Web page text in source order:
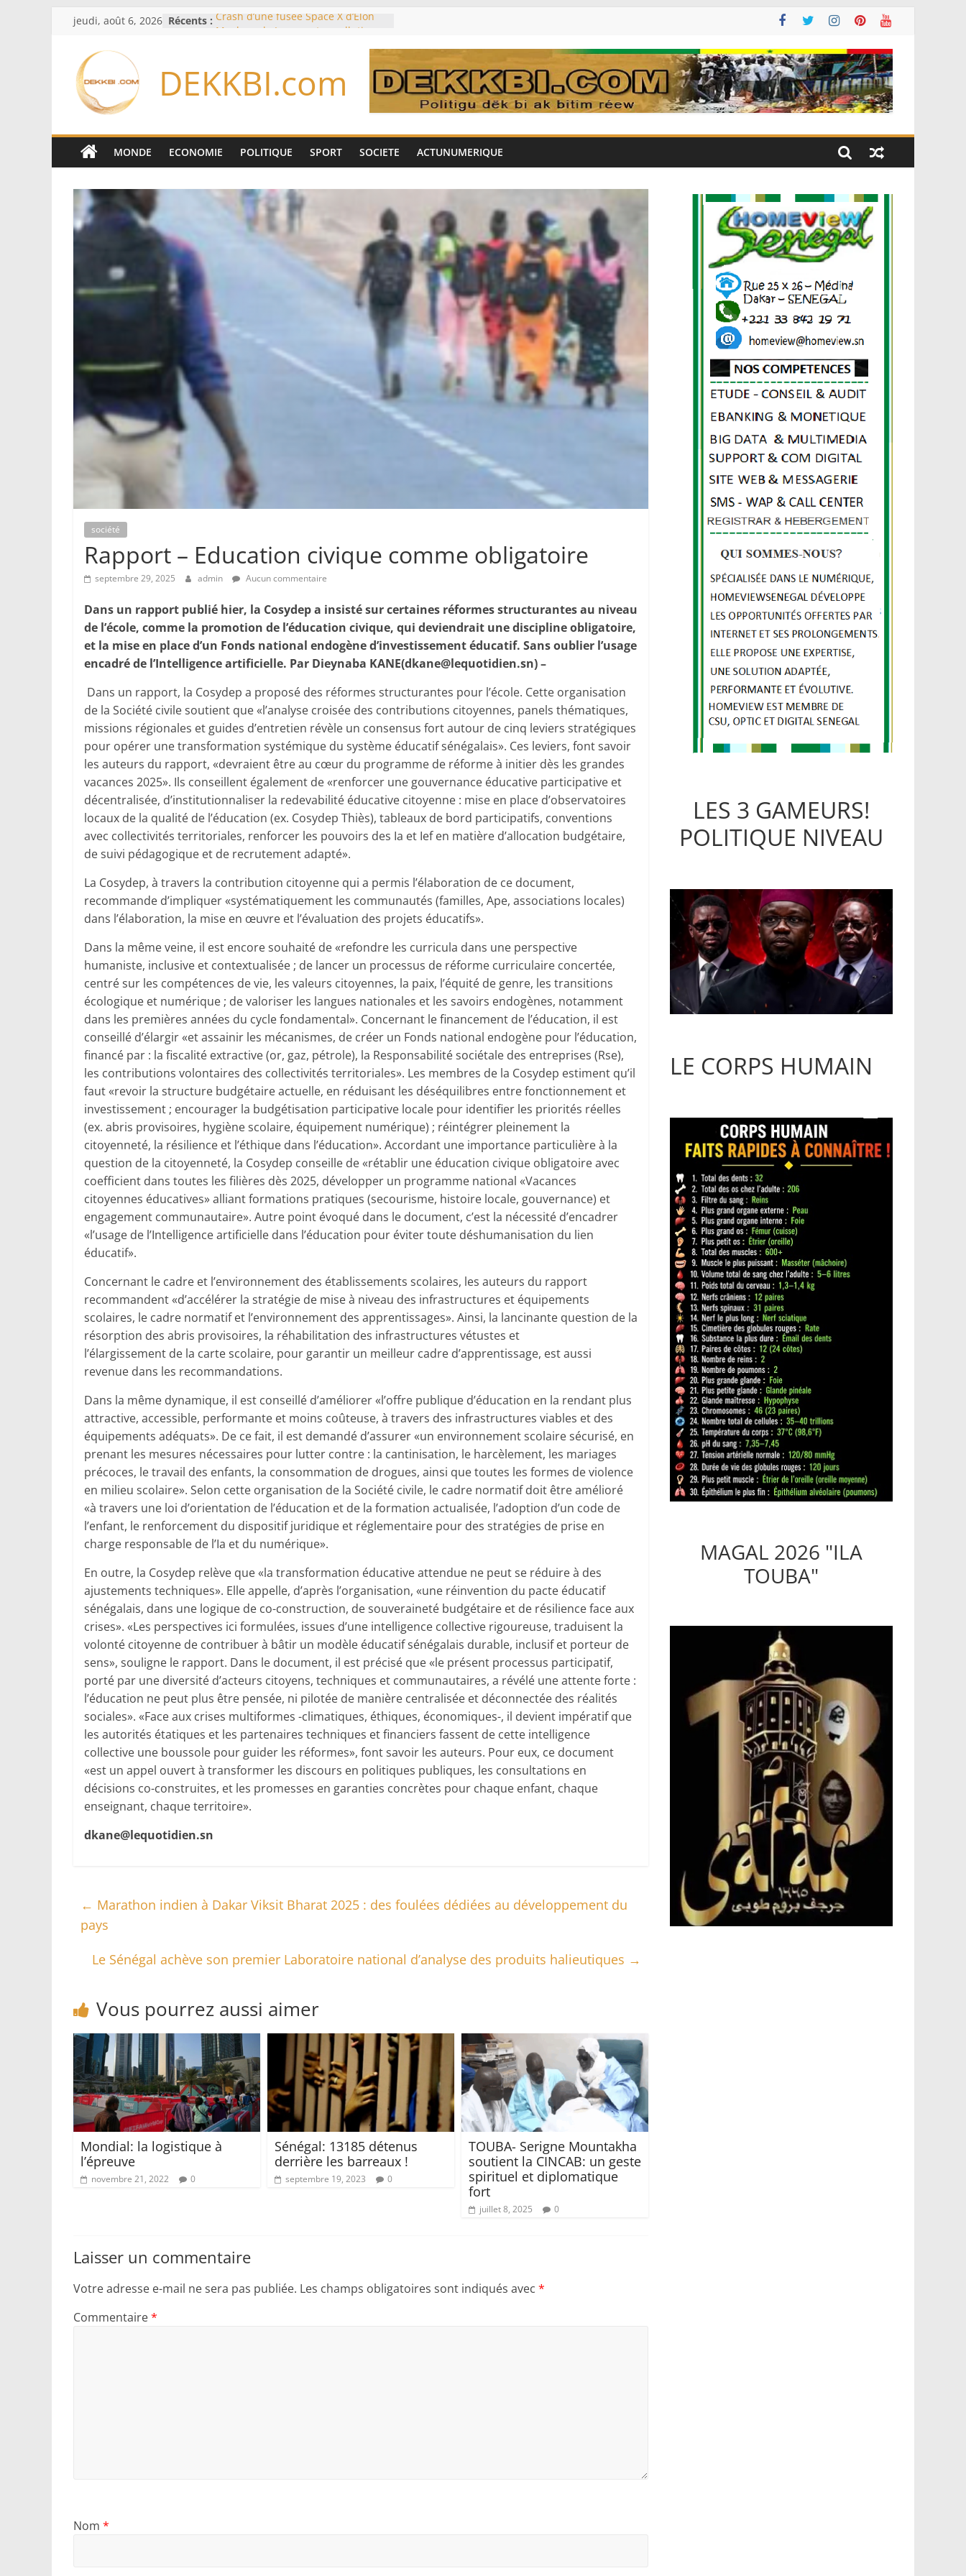
Passer
contenu
jeudi, août 6, 2026 Récents : Crash d’une fusée Space X d’Elon
Équipe nationale : Souleymane
Diallo devrait assurer l’intérim des
bancs africains : Sept
sélectionneurs sur 10 déjà partis
Sécheresse: Faut-il stocker l’eau?
75 côté espagnol, 11 côté marocain
DEKKBI.com
MONDE ECONOMIE POLITIQUE SPORT SOCIETE ACTUNUMERIQUE
société
Rapport – Education civique comme obligatoire
septembre 29, 2025 admin Aucun commentaire
Dans un rapport publié hier, la Cosydep a insisté sur certaines réformes structurantes au niveau
de l’école, comme la promotion de l’éducation civique, qui deviendrait une discipline obligatoire,
et la mise en place d’un Fonds national endogène d’investissement éducatif. Sans oublier l’usage
encadré de l’Intelligence artificielle. Par Dieynaba KANE(dkane@lequotidien.sn) –
Dans un rapport, la Cosydep a proposé des réformes structurantes pour l’école. Cette organisation
de la Société civile soutient que «l’analyse croisée des contributions citoyennes, panels thématiques,
missions régionales et guides d’entretien révèle un consensus fort autour de cinq leviers stratégiques
pour opérer une transformation systémique du système éducatif sénégalais». Ces leviers, font savoir
les auteurs du rapport, «devraient être au cœur du programme de réforme à initier dès les grandes
vacances 2025». Ils conseillent également de «renforcer une gouvernance éducative participative et
décentralisée, d’institutionnaliser la redevabilité éducative citoyenne : mise en place d’observatoires
locaux de la qualité de l’éducation (ex. Cosydep Thiès), tableaux de bord participatifs, conventions
avec collectivités territoriales, renforcer les pouvoirs des Ia et Ief en matière d’allocation budgétaire,
de suivi pédagogique et de recrutement adapté».
La Cosydep, à travers la contribution citoyenne qui a permis l’élaboration de ce document,
recommande d’impliquer «systématiquement les communautés (familles, Ape, associations locales)
dans l’élaboration, la mise en œuvre et l’évaluation des projets éducatifs».
Dans la même veine, il est encore souhaité de «refondre les curricula dans une perspective
humaniste, inclusive et contextualisée ; de lancer un processus de réforme curriculaire concertée,
centré sur les compétences de vie, les valeurs citoyennes, la paix, l’équité de genre, les transitions
écologique et numérique ; de valoriser les langues nationales et les savoirs endogènes, notamment
dans les premières années du cycle fondamental». Concernant le financement de l’éducation, il est
conseillé d’élargir «et assainir les mécanismes, de créer un Fonds national endogène pour l’éducation,
financé par : la fiscalité extractive (or, gaz, pétrole), la Responsabilité sociétale des entreprises (Rse),
les contributions volontaires des collectivités territoriales». Les membres de la Cosydep estiment qu’il
faut «revoir la structure budgétaire actuelle, en réduisant les déséquilibres entre fonctionnement et
investissement ; encourager la budgétisation participative locale pour identifier les priorités réelles
(ex. abris provisoires, hygiène scolaire, équipement numérique) ; réintégrer pleinement la
citoyenneté, la résilience et l’éthique dans l’éducation». Accordant une importance particulière à la
question de la citoyenneté, la Cosydep conseille de «rétablir une éducation civique obligatoire avec
coefficient dans toutes les filières dès 2025, développer un programme national «Vacances
citoyennes éducatives» alliant formations pratiques (secourisme, histoire locale, gouvernance) et
engagement communautaire». Autre point évoqué dans le document, c’est la nécessité d’encadrer
«l’usage de l’Intelligence artificielle dans l’éducation pour éviter toute déshumanisation du lien
éducatif».
Concernant le cadre et l’environnement des établissements scolaires, les auteurs du rapport
recommandent «d’accélérer la stratégie de mise à niveau des infrastructures et équipements
scolaires, le cadre normatif et l’environnement des apprentissages». Ainsi, la lancinante question de la
résorption des abris provisoires, la réhabilitation des infrastructures vétustes et
l’élargissement de la carte scolaire, pour garantir un meilleur cadre d’apprentissage, est aussi
revenue dans les recommandations.
Dans la même dynamique, il est conseillé d’améliorer «l’offre publique d’éducation en la rendant plus
attractive, accessible, performante et moins coûteuse, à travers des infrastructures viables et des
équipements adéquats». De ce fait, il est demandé d’assurer «un environnement scolaire sécurisé, en
prenant les mesures nécessaires pour lutter contre : la cantinisation, le harcèlement, les mariages
précoces, le travail des enfants, la consommation de drogues, ainsi que toutes les formes de violence
en milieu scolaire». Selon cette organisation de la Société civile, le cadre normatif doit être amélioré
«à travers une loi d’orientation de l’éducation et de la formation actualisée, l’adoption d’un code de
l’enfant, le renforcement du dispositif juridique et réglementaire pour des stratégies de prise en
charge responsable de l’Ia et du numérique».
En outre, la Cosydep relève que «la transformation éducative attendue ne peut se réduire à des
ajustements techniques». Elle appelle, d’après l’organisation, «une réinvention du pacte éducatif
sénégalais, dans une logique de co-construction, de souveraineté budgétaire et de résilience face aux
crises». «Les perspectives ici formulées, issues d’une intelligence collective rigoureuse, traduisent la
volonté citoyenne de contribuer à bâtir un modèle éducatif sénégalais durable, inclusif et porteur de
sens», souligne le rapport. Dans le document, il est précisé que «le présent processus participatif,
porté par une diversité d’acteurs citoyens, techniques et communautaires, a révélé une attente forte :
l’éducation ne peut plus être pensée, ni pilotée de manière centralisée et déconnectée des réalités
sociales». «Face aux crises multiformes -climatiques, éthiques, économiques-, il devient impératif que
les autorités étatiques et les partenaires techniques et financiers fassent de cette intelligence
collective une boussole pour guider les réformes», font savoir les auteurs. Pour eux, ce document
«est un appel ouvert à transformer les discours en politiques publiques, les consultations en
décisions co-construites, et les promesses en garanties concrètes pour chaque enfant, chaque
enseignant, chaque territoire».
dkane@lequotidien.sn
← Marathon indien à Dakar Viksit Bharat 2025 : des foulées dédiées au développement du
pays
Le Sénégal achève son premier Laboratoire national d’analyse des produits halieutiques →
Vous pourrez aussi aimer
Mondial: la logistique à
l’épreuve
novembre 21, 2022 0
Sénégal: 13185 détenus
derrière les barreaux !
septembre 19, 2023 0
TOUBA- Serigne Mountakha
soutient la CINCAB: un geste
spirituel et diplomatique
fort
juillet 8, 2025 0
Laisser un commentaire
Votre adresse e-mail ne sera pas publiée. Les champs obligatoires sont indiqués avec *
Commentaire*
Nom *
LES 3 GAMEURS!
POLITIQUE NIVEAU
LE CORPS HUMAIN
MAGAL 2026 "ILA
TOUBA"